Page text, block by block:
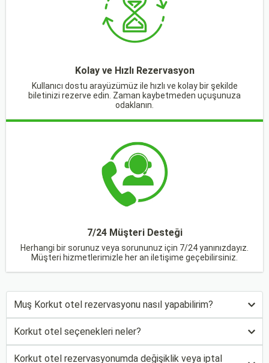
Kolay ve Hızlı Rezervasyon
Kullanıcı dostu arayüzümüz ile hızlı ve kolay bir şekilde
biletinizi rezerve edin. Zaman kaybetmeden uçuşunuza
odaklanın.
7/24 Müşteri Desteği
Herhangi bir sorunuz veya sorununuz için 7/24 yanınızdayız.
Müşteri hizmetlerimizle her an iletişime geçebilirsiniz.
Muş Korkut otel rezervasyonu nasıl yapabilirim?
Korkut otel seçenekleri neler?
Korkut otel rezervasyonumda değişiklik veya iptal